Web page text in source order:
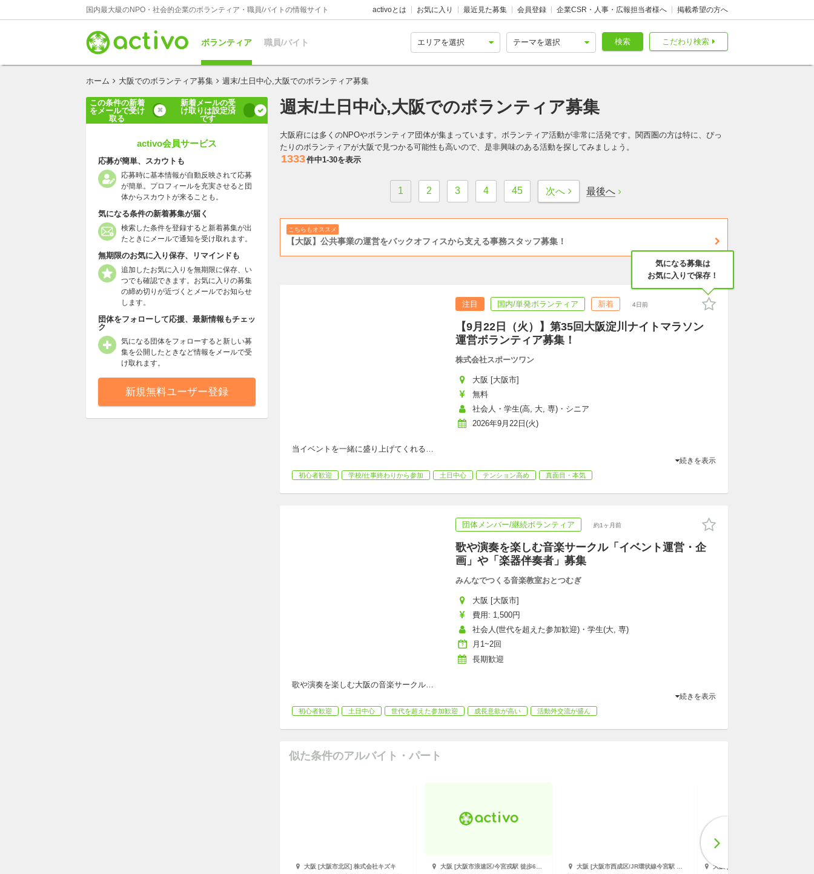
国内最大級のNPO・社会的企業のボランティア・職員/バイトの情報サイト activoとは お気に入り 最近見た募集 会員登録 企業CSR・人事・広報担当者様へ 掲載希望の方へ
ボランティア 職員/バイト こだわり検索
検索
ホーム 大阪でのボランティア募集 週末/土日中心,大阪でのボランティア募集
週末/土日中心,大阪でのボランティア募集
大阪府には多くのNPOやボランティア団体が集まっています。ボランティア活動が非常に活発です。関西圏の方は特に、ぴっ
たりのボランティアが大阪で見つかる可能性も高いので、是非興味のある活動を探してみましょう。
1333件中1-30を表示
1 2 3 4 45 次へ 最後へ
こちらもオススメ
【大阪】公共事業の運営をバックオフィスから支える事務スタッフ募集！
気になる募集は
お気に入りで保存！
注目 国内/単発ボランティア 新着 4日前
【9月22日（火）】第35回大阪淀川ナイトマラソン
運営ボランティア募集！
株式会社スポーツワン
大阪 [大阪市]
無料
社会人・学生(高, 大, 専)・シニア
2026年9月22日(火)
当イベントを一緒に盛り上げてくれる…
続きを表示
初心者歓迎 学校/仕事終わりから参加 土日中心 テンション高め 真面目・本気
団体メンバー/継続ボランティア 約1ヶ月前
歌や演奏を楽しむ音楽サークル「イベント運営・企
画」や「楽器伴奏者」募集
みんなでつくる音楽教室おとつむぎ
大阪 [大阪市]
費用: 1,500円
社会人(世代を超えた参加歓迎)・学生(大, 専)
月1~2回
長期歓迎
歌や演奏を楽しむ大阪の音楽サークル…
続きを表示
初心者歓迎 土日中心 世代を超えた参加歓迎 成長意欲が高い 活動外交流が盛ん
似た条件のアルバイト・パート
大阪 [大阪市北区] 株式会社キズキ 大阪 [大阪市浪速区/今宮戎駅 徒歩6分] COCO 大阪 [大阪市西成区/JR環状線今宮駅 徒歩1...他1件 一般財団法人ヒューマンライツ協会 大阪 [大阪市/梅田駅 徒歩9分] 株式会社キズキ
この条件の新着
をメールで受け
取る
新着メールの受
け取りは設定済
です
activo会員サービス
応募が簡単、スカウトも
応募時に基本情報が自動反映されて応募
が簡単。プロフィールを充実させると団
体からスカウトが来ることも。
気になる条件の新着募集が届く
検索した条件を登録すると新着募集が出
たときにメールで通知を受け取れます。
無期限のお気に入り保存、リマインドも
追加したお気に入りを無期限に保存、い
つでも確認できます。お気に入りの募集
の締め切りが近づくとメールでお知らせ
します。
団体をフォローして応援、最新情報もチェッ
ク
気になる団体をフォローすると新しい募
集を公開したときなど情報をメールで受
け取れます。
新規無料ユーザー登録